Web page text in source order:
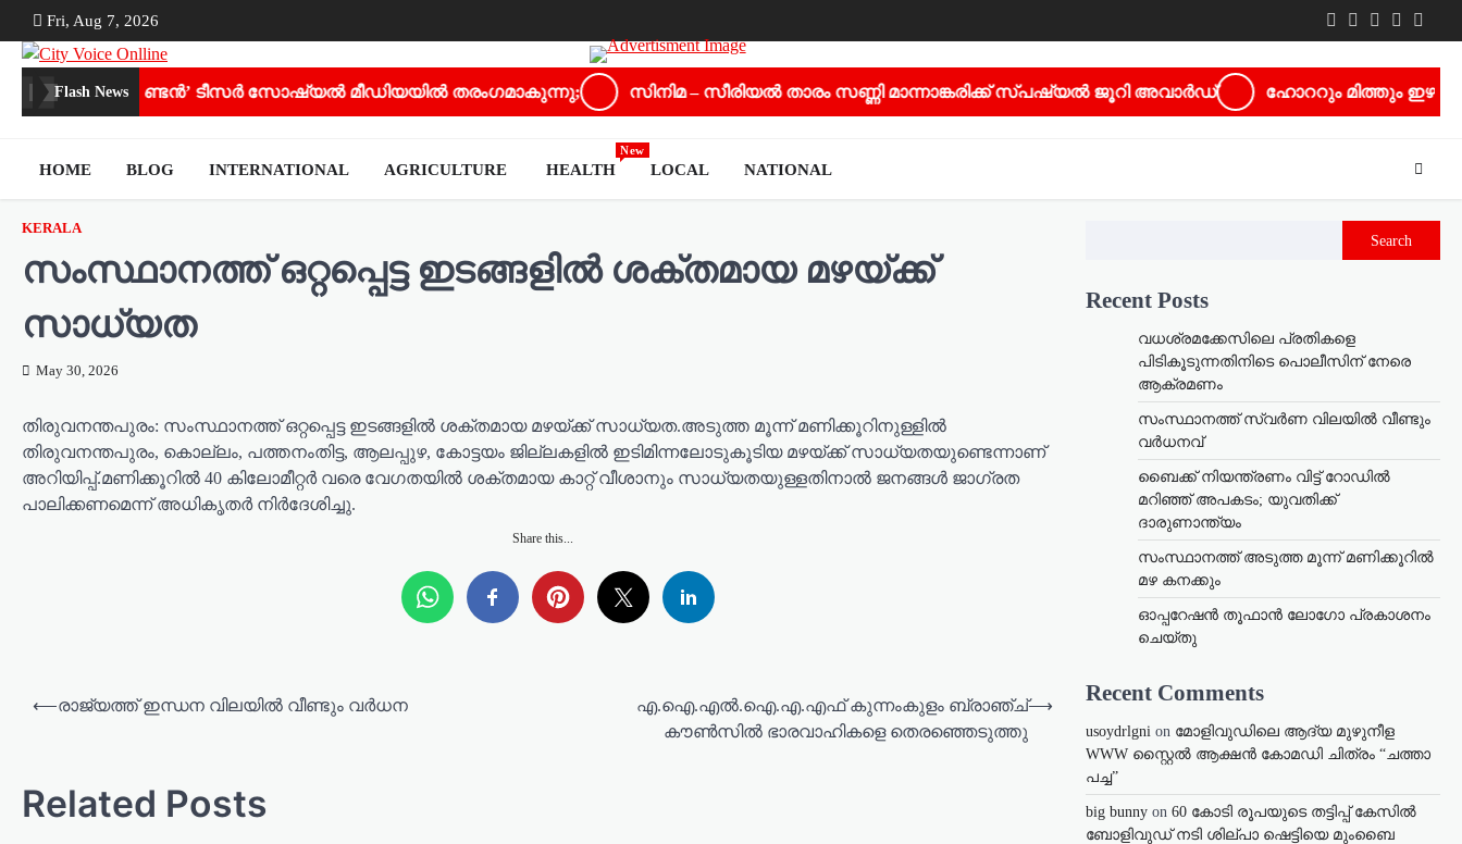
to
content
Fri, Aug 7, 2026
Twitter
Facebook
LinkedIn
Instagram
Flash News
‘കണ്ടൻ’ ടീസർ സോഷ്യൽ മീഡിയയിൽ തരംഗമാകുന്നു; സിനിമ – സീരിയൽ താരം സണ്ണി മാന്നാങ്കരിക്ക് സ്പഷ്യൽ ജൂറി അവാർഡ് ഹോററും മിത്തും ഇഴചേർന്ന
HOME BLOG INTERNATIONAL AGRICULTURE HEALTH
New
LOCAL NATIONAL
KERALA
സംസ്ഥാനത്ത് ഒറ്റപ്പെട്ട ഇടങ്ങളിൽ ശക്തമായ മഴയ്ക്ക്
സാധ്യത
May 30, 2026
തിരുവനന്തപുരം: സംസ്ഥാനത്ത് ഒറ്റപ്പെട്ട ഇടങ്ങളിൽ ശക്തമായ മഴയ്ക്ക് സാധ്യത.അടുത്ത മൂന്ന് മണിക്കൂറിനുള്ളിൽ
തിരുവനന്തപുരം, കൊല്ലം, പത്തനംതിട്ട, ആലപ്പുഴ, കോട്ടയം ജില്ലകളിൽ ഇടിമിന്നലോടുകൂടിയ മഴയ്ക്ക് സാധ്യതയുണ്ടെന്നാണ്
അറിയിപ്പ്.മണിക്കൂറിൽ 40 കിലോമീറ്റർ വരെ വേഗതയിൽ ശക്തമായ കാറ്റ് വീശാനും സാധ്യതയുള്ളതിനാൽ ജനങ്ങൾ ജാഗ്രത
പാലിക്കണമെന്ന് അധികൃതർ നിർദേശിച്ചു.
Share this...
t
⟵രാജ്യത്ത് ഇന്ധന വിലയിൽ വീണ്ടും വർധന
​എ.ഐ.എൽ.ഐ.എ.എഫ് കുന്നംകുളം ബ്രാഞ്ച്
കൗൺസിൽ ഭാരവാഹികളെ തെരഞ്ഞെടുത്തു
⟶
Related Posts
Search
Recent Posts
വധശ്രമക്കേസിലെ പ്രതികളെ
പിടികൂടുന്നതിനിടെ പൊലീസിന് നേരെ
ആക്രമണം
സംസ്ഥാനത്ത് സ്വർണ വിലയിൽ വീണ്ടും
വർധനവ്
ബൈക്ക് നിയന്ത്രണം വിട്ട് റോഡില്‍
മറിഞ്ഞ് അപകടം; യുവതിക്ക്
ദാരുണാന്ത്യം
സംസ്ഥാനത്ത് അടുത്ത മൂന്ന് മണിക്കൂറിൽ
മഴ കനക്കും
ഓപ്പറേഷൻ തൂഫാൻ ലോഗോ പ്രകാശനം
ചെയ്തു
Recent Comments
usoydrlgni on മോളിവുഡിലെ ആദ്യ മുഴുനീള
WWW സ്റ്റൈൽ ആക്ഷൻ കോമഡി ചിത്രം “ചത്താ
പച്ച”
big bunny on 60 കോടി രൂപയുടെ തട്ടിപ്പ് കേസിൽ
ബോളിവുഡ് നടി ശില്പാ ഷെട്ടിയെ മുംബൈ